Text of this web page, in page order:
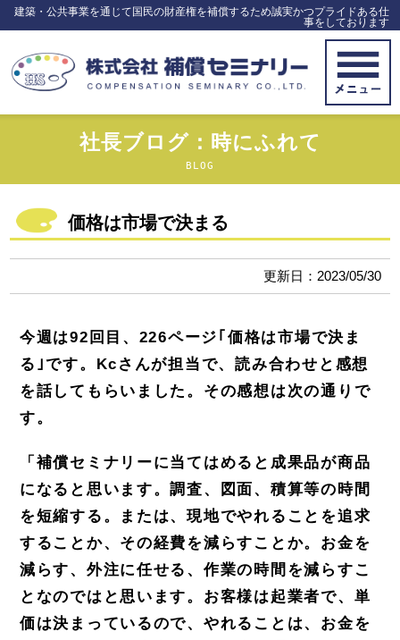
建築・公共事業を通じて国民の財産権を補償するため誠実かつプライドある仕
事をしております
社長ブログ：時にふれて
BLOG
価格は市場で決まる
更新日：2023/05/30
今週は92回目、226ページ｢価格は市場で決ま
る｣です。Kcさんが担当で、読み合わせと感想
を話してもらいました。その感想は次の通りで
す。
「補償セミナリーに当てはめると成果品が商品
になると思います。調査、図面、積算等の時間
を短縮する。または、現地でやれることを追求
することか、その経費を減らすことか。お金を
減らす、外注に任せる、作業の時間を減らすこ
となのではと思います。お客様は起業者で、単
価は決まっているので、やれることは、お金を